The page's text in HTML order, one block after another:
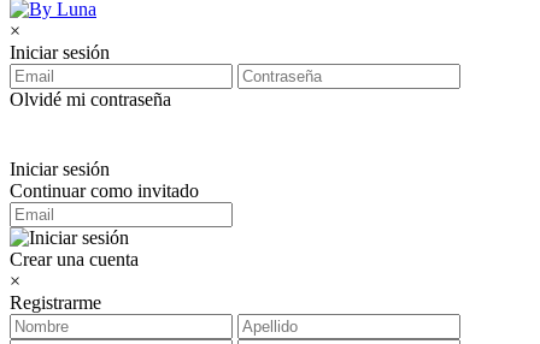
×
Iniciar sesión
Olvidé mi contraseña
Iniciar sesión
Continuar como invitado
Crear una cuenta
×
Registrarme